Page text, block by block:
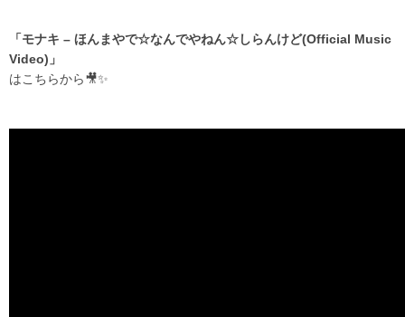
「モナキ – ほんまやで☆なんでやねん☆しらんけど(Official Music
Video)」
はこちらから🎥✨